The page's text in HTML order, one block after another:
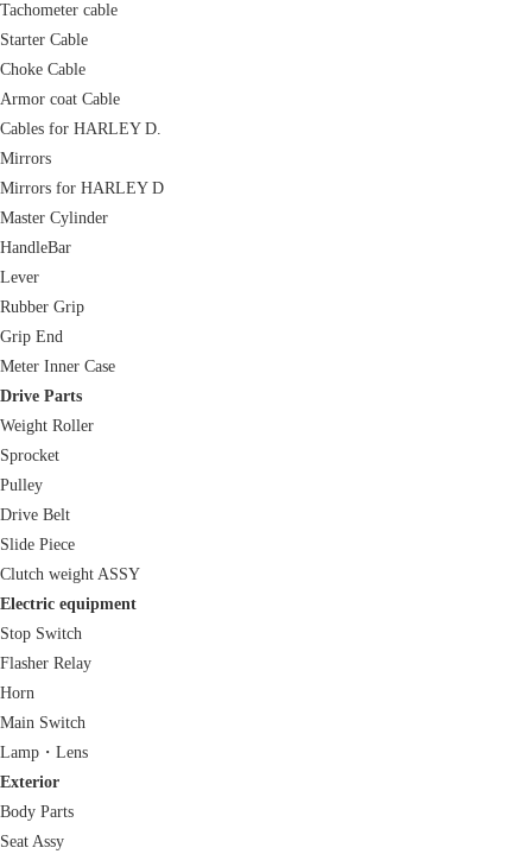
Tachometer cable
Starter Cable
Choke Cable
Armor coat Cable
Cables for HARLEY D.
Mirrors
Mirrors for HARLEY D
Master Cylinder
HandleBar
Lever
Rubber Grip
Grip End
Meter Inner Case
Drive Parts
Weight Roller
Sprocket
Pulley
Drive Belt
Slide Piece
Clutch weight ASSY
Electric equipment
Stop Switch
Flasher Relay
Horn
Main Switch
Lamp・Lens
Exterior
Body Parts
Seat Assy